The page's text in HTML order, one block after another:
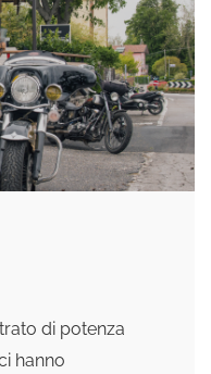
di potenza
hanno